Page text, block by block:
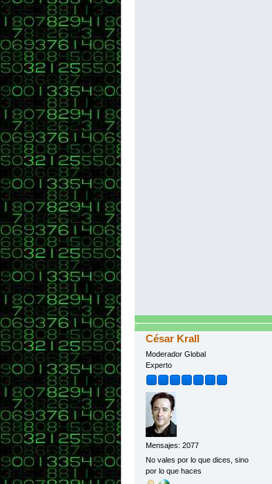
César Krall
Moderador Global
Experto
Mensajes: 2077
No vales por lo que dices, sino
por lo que haces